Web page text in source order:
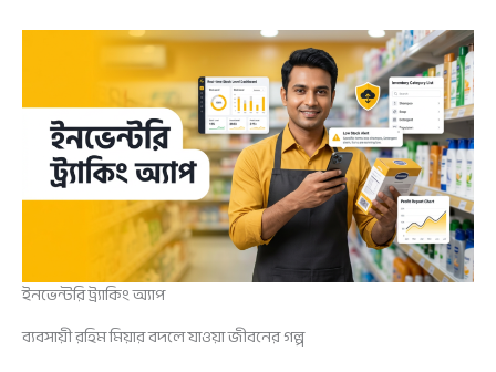
ইনভেন্টরি ট্র্যাকিং অ্যাপ
ব্যবসায়ী রহিম মিয়ার বদলে যাওয়া জীবনের গল্প